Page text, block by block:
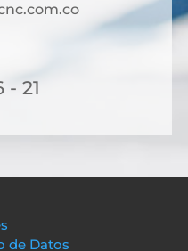
- 21
de Datos